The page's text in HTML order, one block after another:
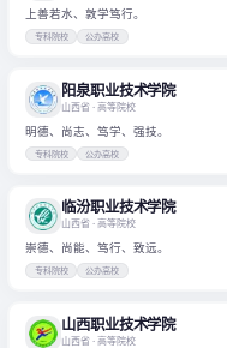
上善若水、敦学笃行。
专科院校 公办高校
阳泉职业技术学院
山西省· 高等院校
明德、尚志、笃学、强技。
专科院校 公办高校
临汾职业技术学院
山西省· 高等院校
崇德、尚能、笃行、致远。
专科院校 公办高校
山西职业技术学院
山西省· 高等院校